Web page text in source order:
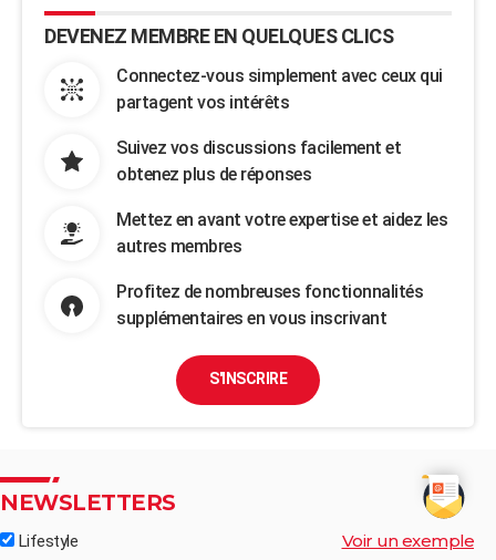
DEVENEZ MEMBRE EN QUELQUES CLICS
Connectez-vous simplement avec ceux qui
partagent vos intérêts
Suivez vos discussions facilement et
obtenez plus de réponses
Mettez en avant votre expertise et aidez les
autres membres
Profitez de nombreuses fonctionnalités
supplémentaires en vous inscrivant
S'INSCRIRE
NEWSLETTERS
Lifestyle Voir un exemple